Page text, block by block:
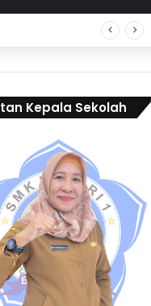
Day 2026
Kepala Sekolah